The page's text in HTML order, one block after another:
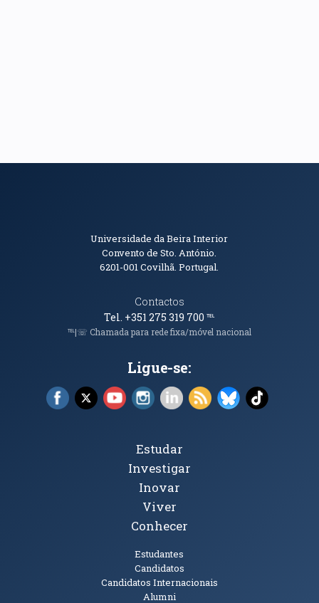
Informações de Contacto
Universidade da Beira Interior
Convento de Sto. António.
6201-001Covilhã. Portugal.
Contactos
Tel. +351 275 319 700℡
℡|☏ Chamada para rede fixa/móvel nacional
Ligue-se:
Facebook (abre em nova janela)
X (abre em nova janela)
YouTube (abre em nova janela)
Instagram (abre em nova janela)
LinkedIn (abre em nova
RSS (abre em nova
Bluesky (abre
TikTok
Tópicos Principais
Estudar
Investigar
Inovar
Viver
Conhecer
Estudantes
Candidatos
Candidatos Internacionais
Alumni